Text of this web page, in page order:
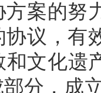
案的努
议，有
文化遗
分，成